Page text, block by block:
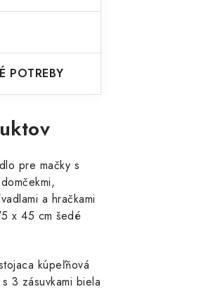
POTREBY
pre mačky s
a hračkami
x 45 cm šedé
kúpeľňová
3 zásuvkami biela